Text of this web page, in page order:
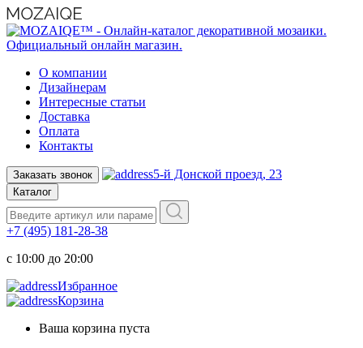
О компании
Дизайнерам
Интересные статьи
Доставка
Оплата
Контакты
Заказать звонок 5-й Донской проезд, 23
Каталог
+7 (495) 181-28-38
c 10:00 до 20:00
Избранное
Корзина
Ваша корзина пуста